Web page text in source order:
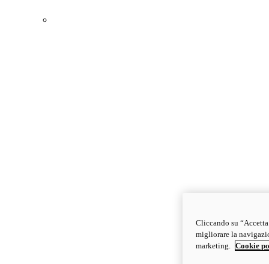
Cliccando su
migliorare la
marketing.
Cookie